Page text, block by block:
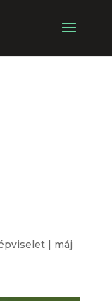
| máj